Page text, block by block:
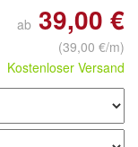
ab 39,00 €
(39,00 €/m)
Kostenloser Versand